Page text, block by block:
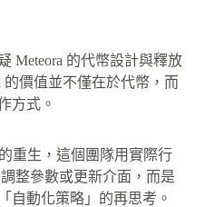
Meteora 的代幣設計與釋放
的價值並不僅在於代幣，而
方式。
重生，這個團隊用實際行
整參數或更新介面，而是
自動化策略」的再思考。